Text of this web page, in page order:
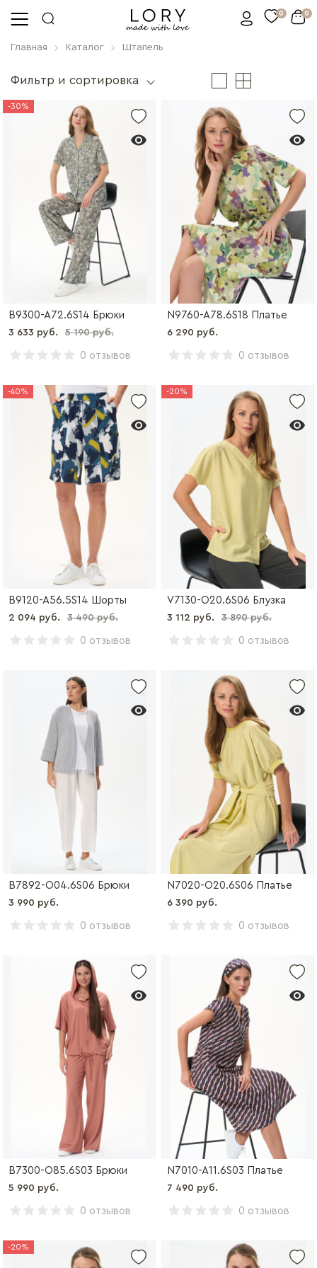
0 0
Главная Каталог Штапель
Фильтр и сортировка
-30%
B9300-A72.6S14 Брюки
3 633 руб. 5 190 руб.
0 отзывов
N9760-A78.6S18 Платье
6 290 руб.
0 отзывов
-40%
B9120-A56.5S14 Шорты
2 094 руб. 3 490 руб.
0 отзывов
-20%
V7130-O20.6S06 Блузка
3 112 руб. 3 890 руб.
0 отзывов
B7892-O04.6S06 Брюки
3 990 руб.
0 отзывов
N7020-O20.6S06 Платье
6 390 руб.
0 отзывов
B7300-O85.6S03 Брюки
5 990 руб.
0 отзывов
N7010-A11.6S03 Платье
7 490 руб.
0 отзывов
-20%